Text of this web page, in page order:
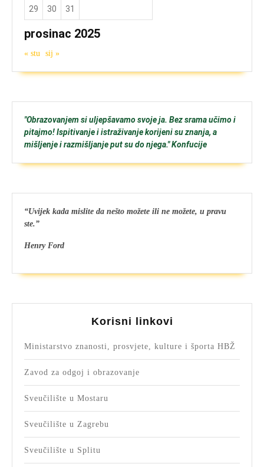
prosinac 2025
29 30 31
« stu sij »
"Obrazovanjem si uljepšavamo svoje ja. Bez srama učimo i
pitajmo! Ispitivanje i istraživanje korijeni su znanja, a
mišljenje i razmišljanje put su do njega." Konfucije
“Uvijek kada mislite da nešto možete ili ne možete, u pravu
ste.”
Henry Ford
Korisni linkovi
Ministarstvo znanosti, prosvjete, kulture i športa HBŽ
Zavod za odgoj i obrazovanje
Sveučilište u Mostaru
Sveučilište u Zagrebu
Sveučilište u Splitu